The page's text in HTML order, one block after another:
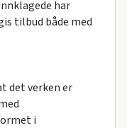
har
tilbud både med
det verken er
i